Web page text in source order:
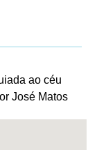
ao céu
José Matos